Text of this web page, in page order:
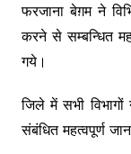
फरजाना बेग़म ने
करने से सम्बन्धित
गये।
जिले में सभी
संबंधित महत्वपूर्ण